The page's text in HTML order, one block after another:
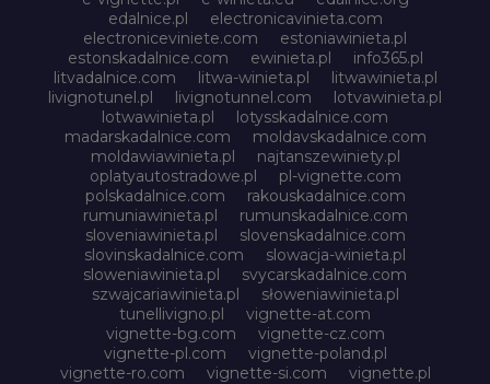
edalnice.pl
electronicavinieta.com
electroniceviniete.com
estoniawinieta.pl
estonskadalnice.com
ewinieta.pl
info365.pl
litvadalnice.com
litwa-winieta.pl
litwawinieta.pl
livignotunel.pl
livignotunnel.com
lotvawinieta.pl
lotwawinieta.pl
lotysskadalnice.com
madarskadalnice.com
moldavskadalnice.com
moldawiawinieta.pl
najtanszewiniety.pl
oplatyautostradowe.pl
pl-vignette.com
polskadalnice.com
rakouskadalnice.com
rumuniawinieta.pl
rumunskadalnice.com
sloveniawinieta.pl
slovenskadalnice.com
slovinskadalnice.com
slowacja-winieta.pl
sloweniawinieta.pl
svycarskadalnice.com
szwajcariawinieta.pl
słoweniawinieta.pl
tunellivigno.pl
vignette-at.com
vignette-bg.com
vignette-cz.com
vignette-pl.com
vignette-poland.pl
vignette-ro.com
vignette-si.com
vignette.pl